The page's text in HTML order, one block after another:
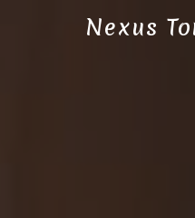
Nexus